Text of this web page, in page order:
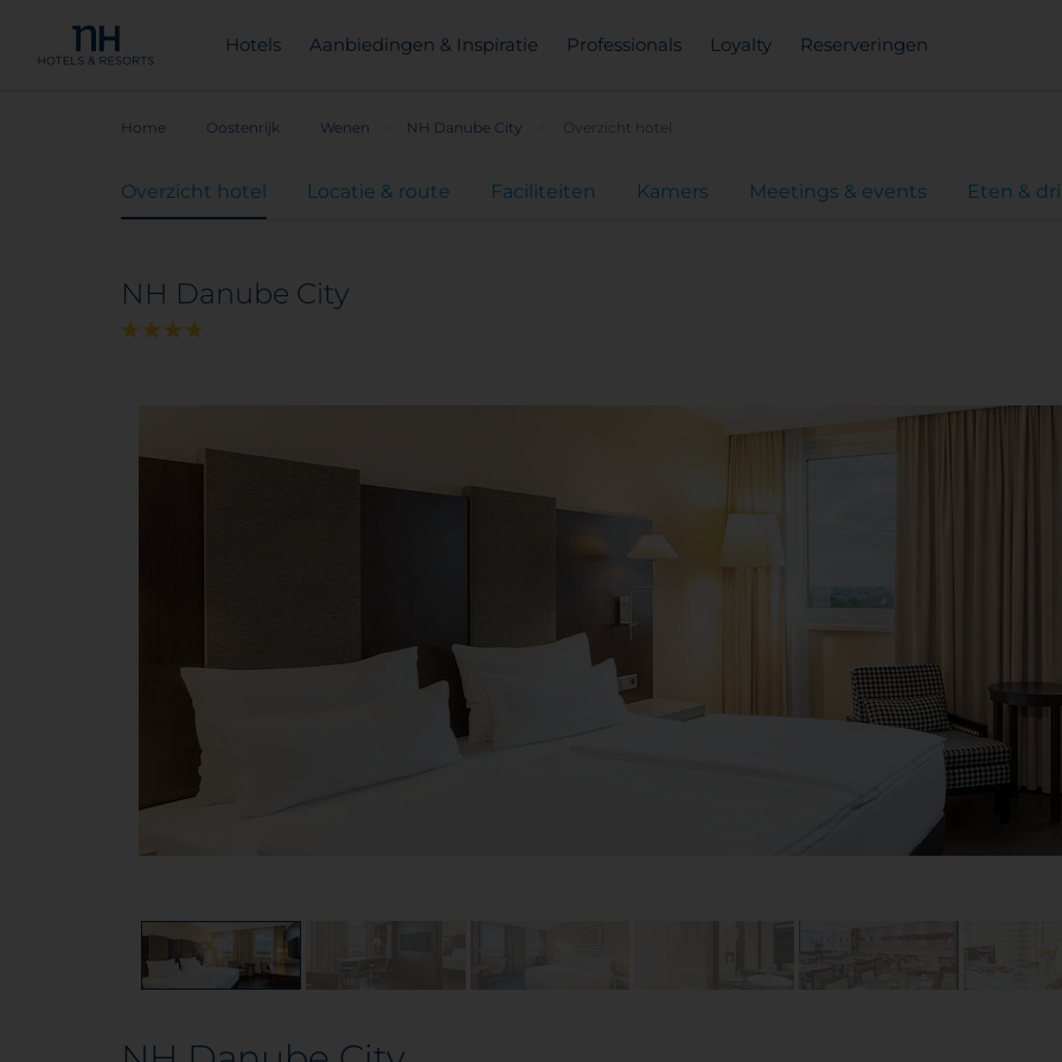
Hotels Aanbiedingen & Inspiratie Professionals Loyalty Reserveringen
Home Oostenrijk Wenen NH Danube City Overzicht hotel
Overzicht hotel Locatie & route Faciliteiten Kamers Meetings & events Eten &
NH Danube City